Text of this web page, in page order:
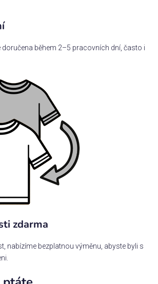
doručena během 2–5 pracovních dní, často i
zdarma
nabízíme bezplatnou výměnu, abyste byli s